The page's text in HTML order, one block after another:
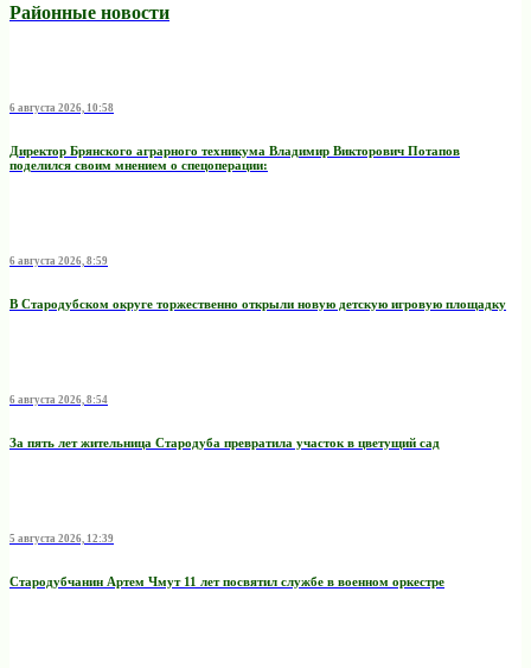
Районные новости
6 августа 2026, 10:58
Директор Брянского аграрного техникума Владимир Викторович Потапов
поделился своим мнением о спецоперации:
6 августа 2026, 8:59
В Стародубском округе торжественно открыли новую детскую игровую площадку
6 августа 2026, 8:54
За пять лет жительница Стародуба превратила участок в цветущий сад
5 августа 2026, 12:39
Стародубчанин Артем Чмут 11 лет посвятил службе в военном оркестре